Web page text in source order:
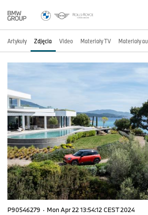
Artykuły Zdjęcia Video Materiały TV Materiały
P90546279 · Mon Apr 22 13:54:12 CEST 2024